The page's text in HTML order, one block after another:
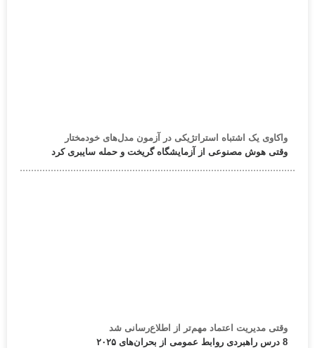
واکاوی یک اشتباه استراتژیکی در آزمون مدل‌های خودمختار
وقتی هوش مصنوعی از آزمایشگاه گریخت و حمله سایبری کرد
وقتی مدیریت اعتماد مهم‌تر از اطلاع‌رسانی شد
8 درس راهبردی روابط عمومی از بحران‌های ۲۰۲۵